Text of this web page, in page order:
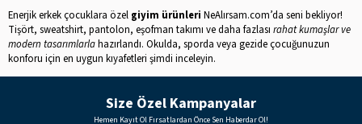
Enerjik erkek çocuklara özel giyim ürünleri NeAlırsam.com’da seni bekliyor!
Tişört, sweatshirt, pantolon, eşofman takımı ve daha fazlası rahat kumaşlar ve
modern tasarımlarlahazırlandı. Okulda, sporda veya gezide çocuğunuzun
konforu için en uygun kıyafetleri şimdi inceleyin.
Size Özel Kampanyalar
Hemen Kayıt Ol Fırsatlardan Önce Sen Haberdar Ol!